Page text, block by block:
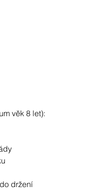
věk 8 let):
držení